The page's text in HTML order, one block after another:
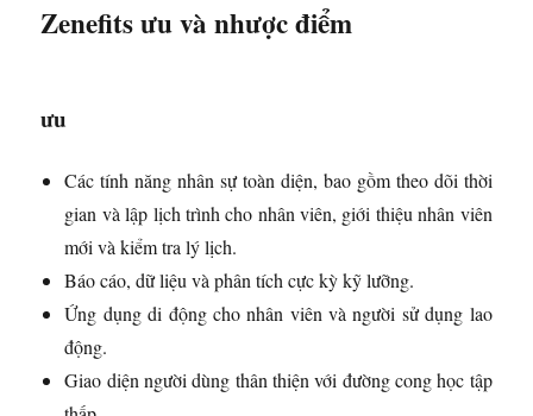
Zenefits ưu và nhược điểm
ưu
Các tính năng nhân sự toàn diện, bao gồm theo dõi thời
gian và lập lịch trình cho nhân viên, giới thiệu nhân viên
mới và kiểm tra lý lịch.
Báo cáo, dữ liệu và phân tích cực kỳ kỹ lưỡng.
Ứng dụng di động cho nhân viên và người sử dụng lao
động.
Giao diện người dùng thân thiện với đường cong học tập